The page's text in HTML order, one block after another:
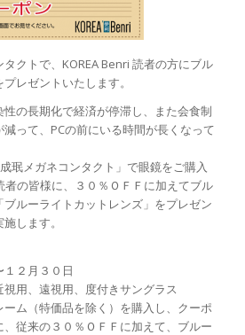
クトで、KOREA Benri 読者の方にブル
レゼントいたします。
の長期化で経済が停滞し、また会食制
って、PCの前にいる時間が長くなって
珉メガネコンタクト」で眼鏡をご購入
者の皆様に、３０％ＯＦＦに加えてブル
ルーライトカットレンズ」をプレゼン
します。
２月３０日
用、遠視用、度付きサングラス
（特価品を除く）を購入し、クーポ
従来の３０％ＯＦＦに加えて、ブルー